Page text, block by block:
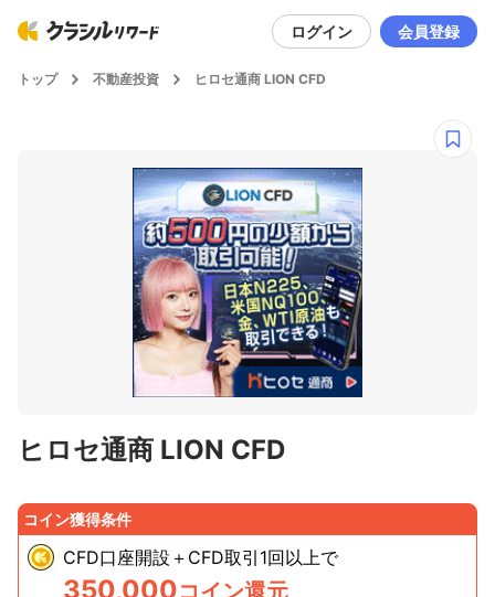
ログイン 会員登録
トップ 不動産投資 ヒロセ通商 LION CFD
ヒロセ通商 LION CFD
コイン獲得条件
CFD口座開設＋CFD取引1回以上で
350,000コイン還元